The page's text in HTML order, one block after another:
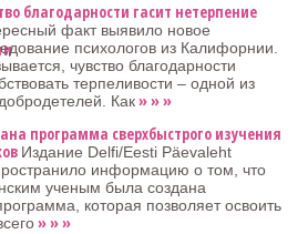
благодарности гасит нетерпение
факт выявило новое
психологов из Калифорнии.
чувство благодарности
терпеливости – одной из
Как» » »
программа сверхбыстрого изучения
Издание Delfi/Eesti Päevaleht
информацию о том, что
ученым была создана
которая позволяет освоить
» » »